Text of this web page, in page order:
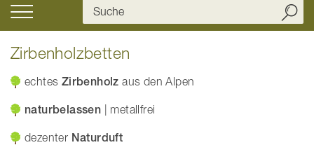
Navigation
Zirbenholzbetten
echtes Zirbenholz aus den Alpen
naturbelassen | metallfrei
dezenter Naturduft